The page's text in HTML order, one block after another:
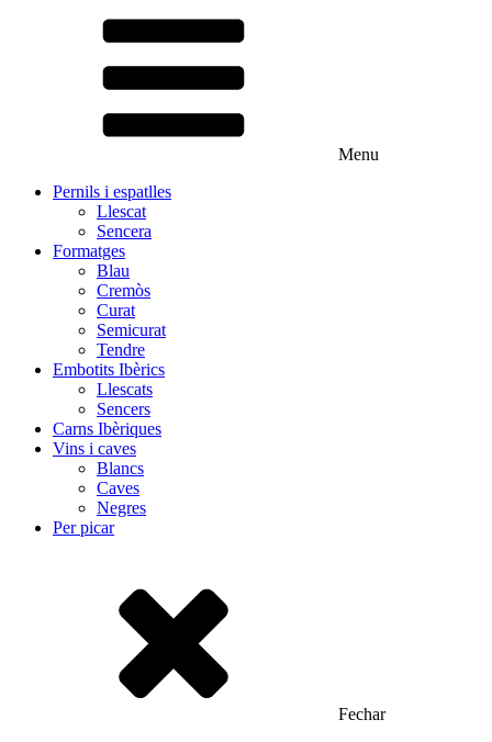
Menu
Pernils i espatlles
Llescat
Sencera
Formatges
Blau
Cremòs
Curat
Semicurat
Tendre
Embotits Ibèrics
Llescats
Sencers
Carns Ibèriques
Vins i caves
Blancs
Caves
Negres
Per picar
Fechar